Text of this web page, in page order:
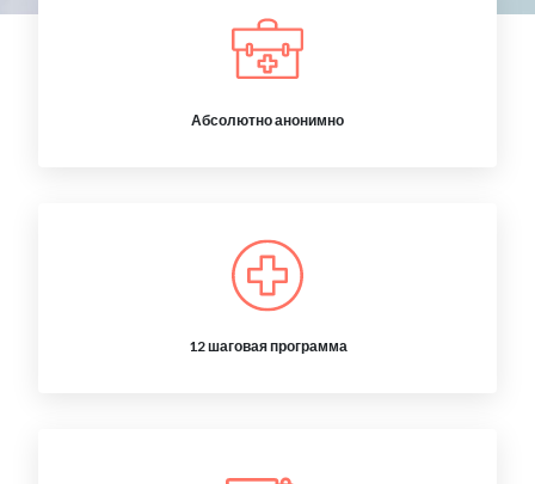
Абсолютно анонимно
12 шаговая программа